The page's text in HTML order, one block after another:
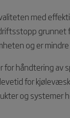
med
grunnet
og er
for håndtering
for
og